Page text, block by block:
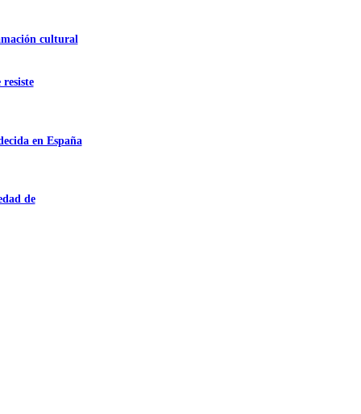
cultural
en España
de